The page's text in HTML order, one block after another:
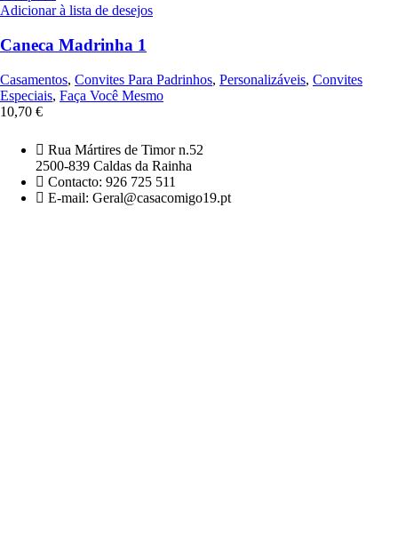
Adicionar à lista de desejos
Caneca Madrinha 1
Casamentos, Convites Para Padrinhos, Personalizáveis, Convites
Especiais, Faça Você Mesmo
10,70 €
Rua Mártires de Timor n.52
2500-839 Caldas da Rainha
Contacto: 926 725 511
E-mail: Geral@casacomigo19.pt